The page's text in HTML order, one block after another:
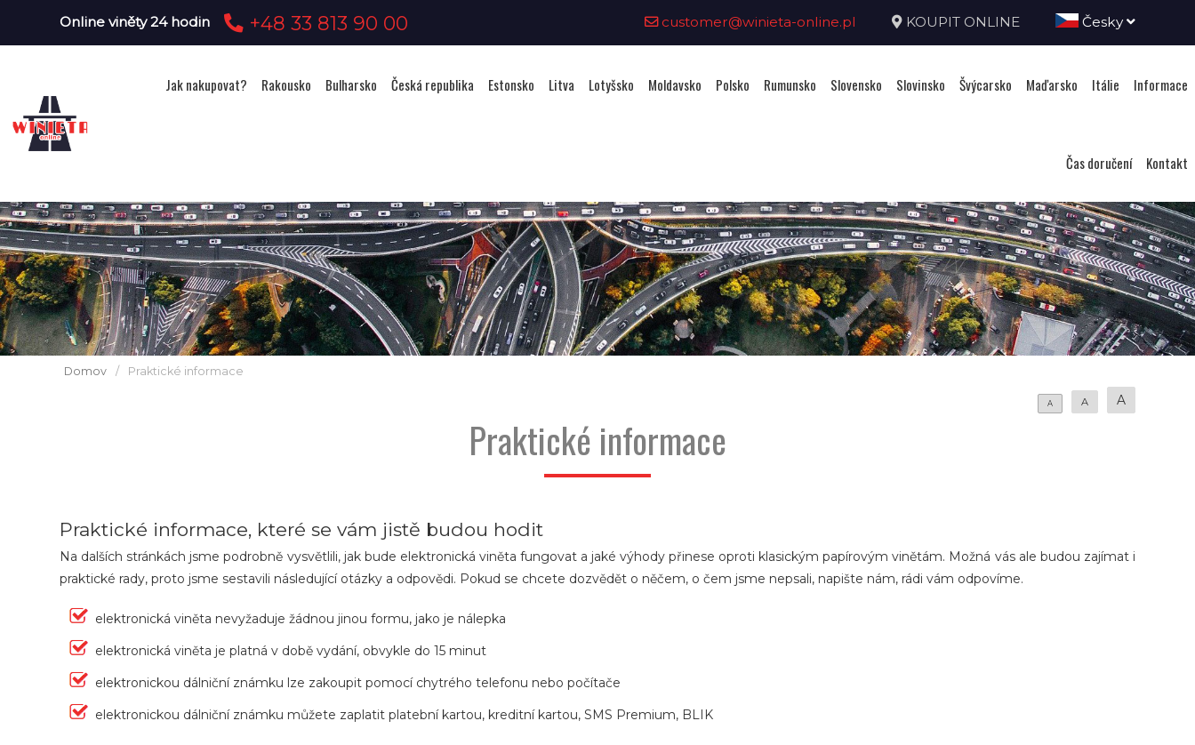
Online viněty 24 hodin +48 33 813 90 00 customer@winieta-online.pl KOUPIT ONLINE Česky
Jak nakupovat? Rakousko Bulharsko Česká republika Estonsko Litva Lotyšsko Moldavsko Polsko Rumunsko Slovensko Slovinsko Švýcarsko Maďarsko Itálie Informace
Čas doručení Kontakt
Domov / Praktické informace
A A A
Praktické informace
Praktické informace, které se vám jistě budou hodit
Na dalších stránkách jsme podrobně vysvětlili, jak bude elektronická viněta fungovat a jaké výhody přinese oproti klasickým papírovým vinětám. Možná vás ale budou zajímat i
praktické rady, proto jsme sestavili následující otázky a odpovědi. Pokud se chcete dozvědět o něčem, o čem jsme nepsali, napište nám, rádi vám odpovíme.
elektronická viněta nevyžaduje žádnou jinou formu, jako je nálepka
elektronická viněta je platná v době vydání, obvykle do 15 minut
elektronickou dálniční známku lze zakoupit pomocí chytrého telefonu nebo počítače
elektronickou dálniční známku můžete zaplatit platební kartou, kreditní kartou, SMS Premium, BLIK